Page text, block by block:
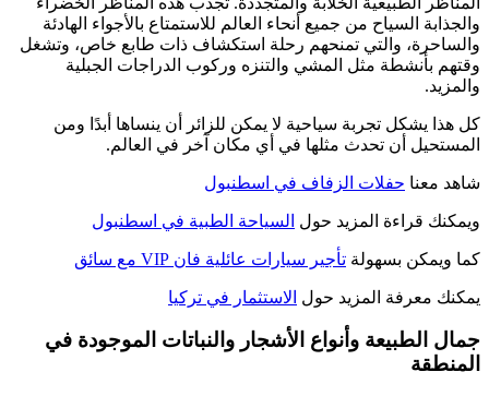
والجذابة السياح من جميع أنحاء العالم للاستمتاع بالأجواء الهادئة
والساحرة، والتي تمنحهم رحلة استكشاف ذات طابع خاص، وتشغل
وقتهم بأنشطة مثل المشي والتنزه وركوب الدراجات الجبلية
والمزيد.
كل هذا يشكل تجربة سياحية لا يمكن للزائر أن ينساها أبدًا ومن
المستحيل أن تحدث مثلها في أي مكان آخر في العالم.
شاهد معنا حفلات الزفاف في اسطنبول
ويمكنك قراءة المزيد حول السياحة الطبية في اسطنبول
كما ويمكن بسهولة تأجير سيارات عائلية فان VIP مع سائق
يمكنك معرفة المزيد حول الاستثمار في تركيا
جمال الطبيعة وأنواع الأشجار والنباتات الموجودة في
المنطقة